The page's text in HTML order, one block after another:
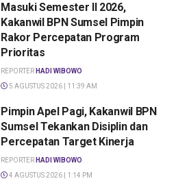
Masuki Semester II 2026,
Kakanwil BPN Sumsel Pimpin
Rakor Percepatan Program
Prioritas
REPORTER HADI WIBOWO
5 AGUSTUS 2026 | 11:39 AM
Pimpin Apel Pagi, Kakanwil BPN
Sumsel Tekankan Disiplin dan
Percepatan Target Kinerja
REPORTER HADI WIBOWO
4 AGUSTUS 2026 | 1:14 PM